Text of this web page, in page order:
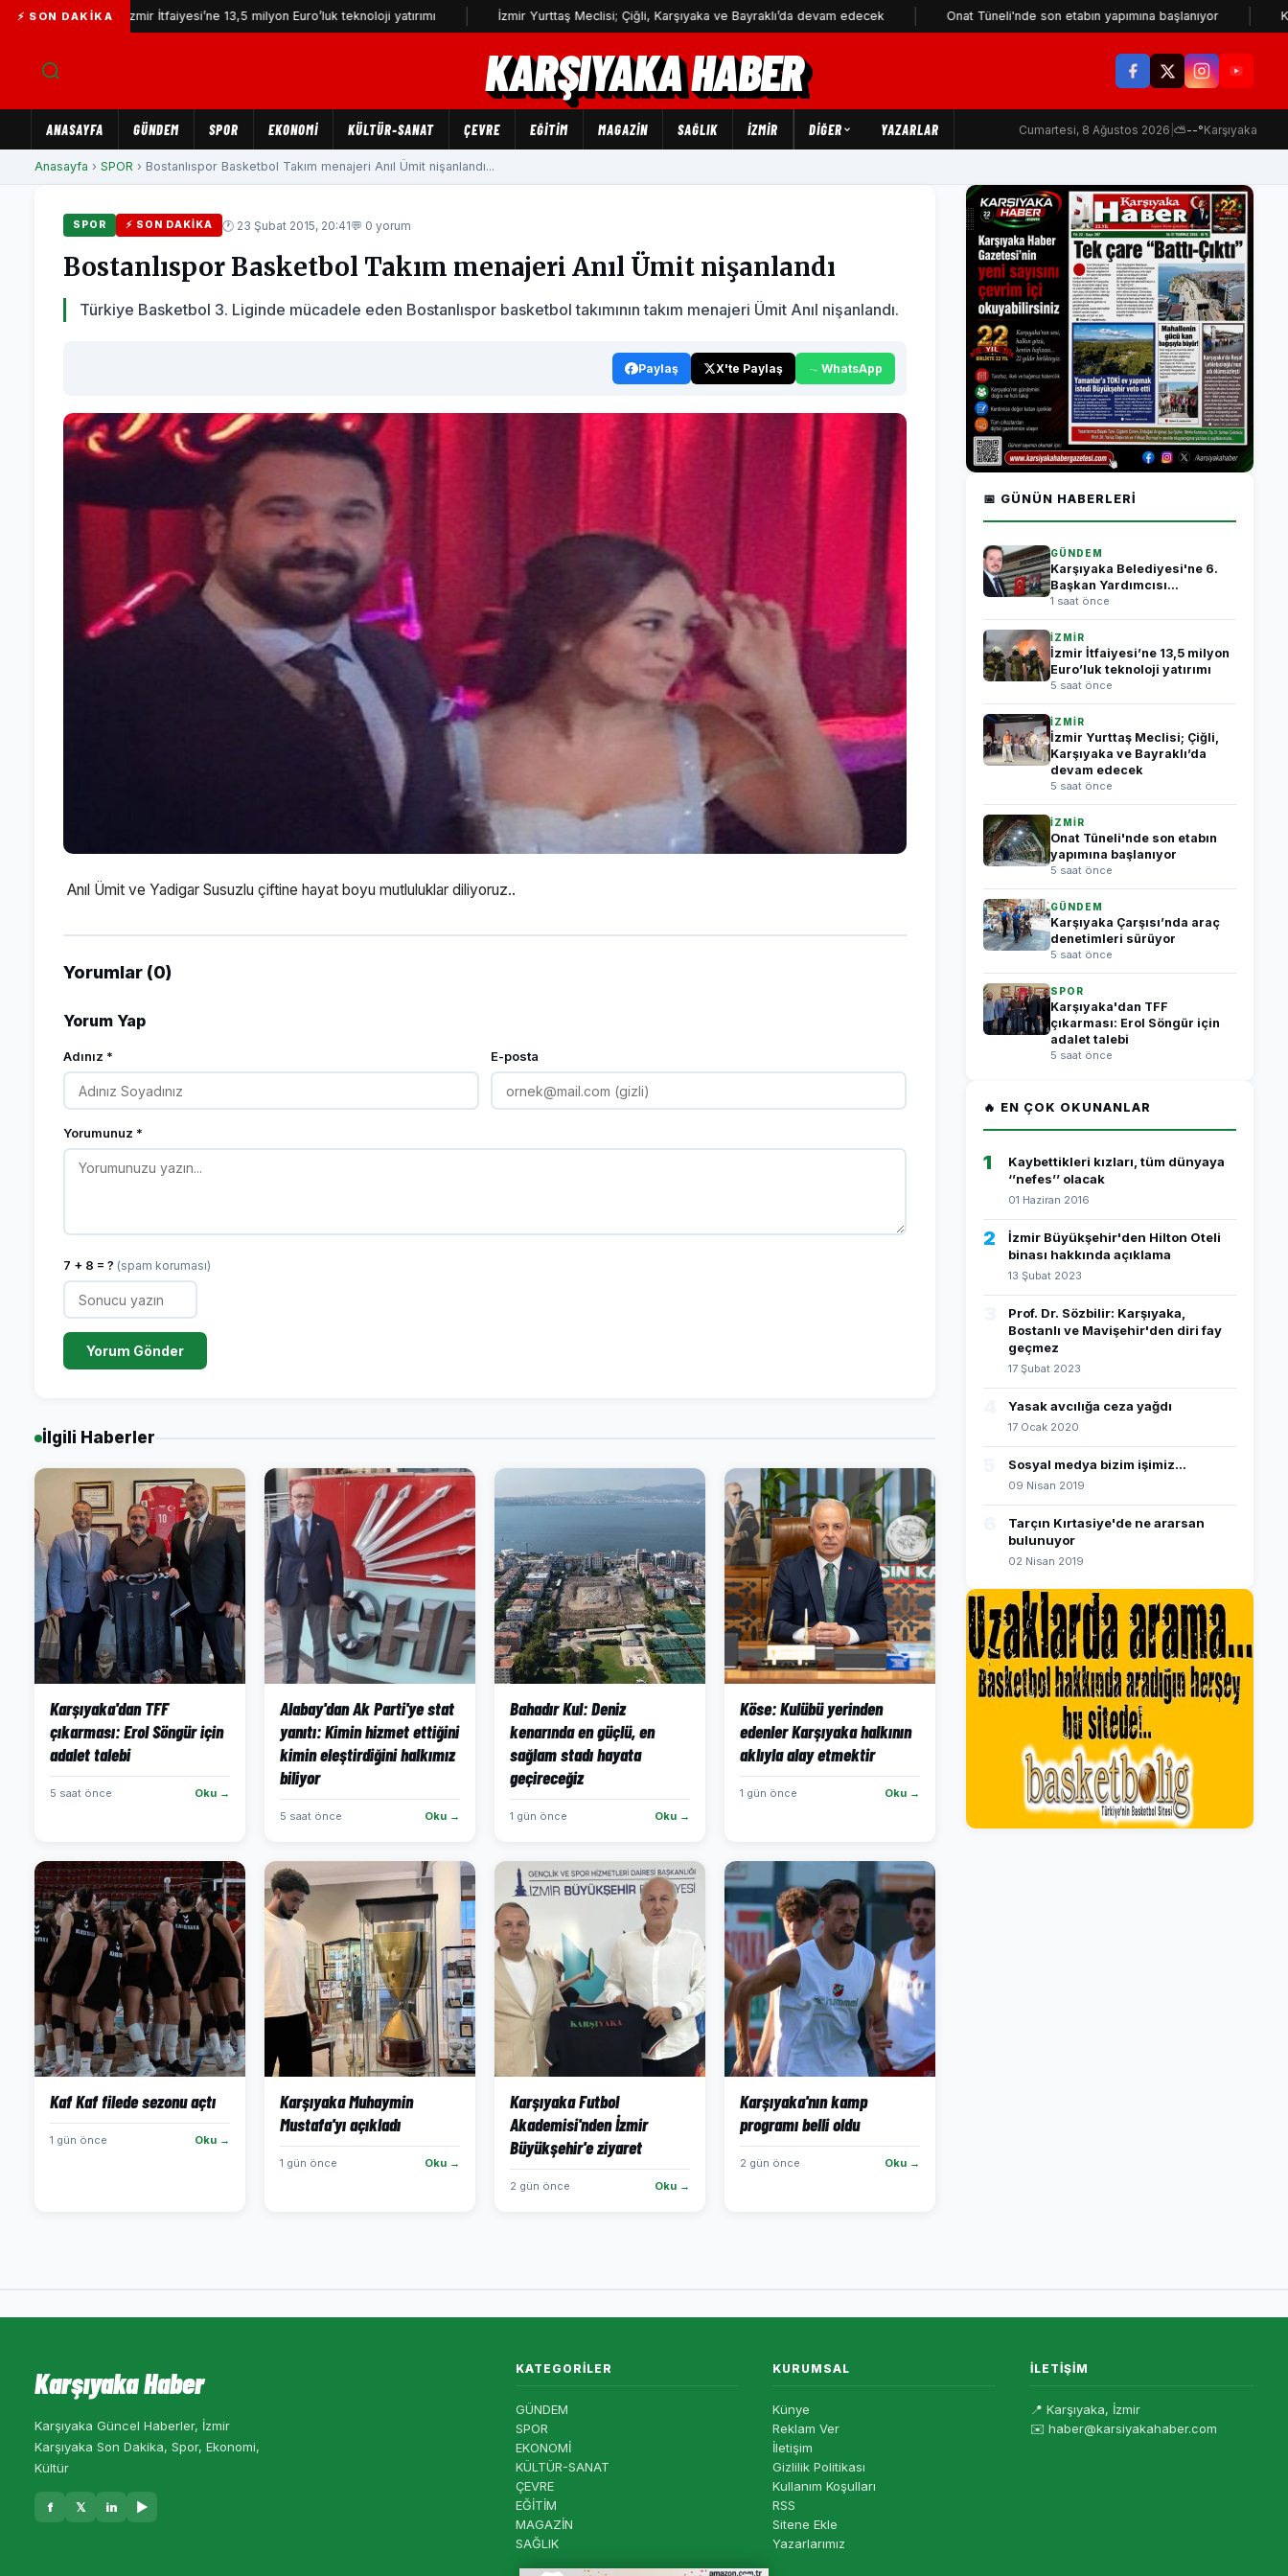
⚡ SON DAKIKA
İzmir İtfaiyesi’ne 13,5 milyon Euro’luk teknoloji yatırımı İzmir Yurttaş Meclisi; Çiğli, Karşıyaka ve Bayraklı’da devam edecek Onat Tüneli'nde son etabın yapımına başlanıyor Karşıyaka
KARŞIYAKA HABER
ANASAYFA GÜNDEM SPOR EKONOMİ KÜLTÜR-SANAT ÇEVRE EĞİTİM MAGAZİN SAĞLIK İZMİR DIĞER YAZARLAR Cumartesi, 8 Ağustos 2026 ⛅--°Karşıyaka
Anasayfa › SPOR › Bostanlıspor Basketbol Takım menajeri Anıl Ümit nişanlandı...
SPOR ⚡ SON DAKIKA 🕐 23 Şubat 2015, 20:41💬 0 yorum
Bostanlıspor Basketbol Takım menajeri Anıl Ümit nişanlandı
Türkiye Basketbol 3. Liginde mücadele eden Bostanlıspor basketbol takımının takım menajeri Ümit Anıl nişanlandı.
Paylaş X'te Paylaş WhatsApp
Anıl Ümit ve Yadigar Susuzlu çiftine hayat boyu mutluluklar diliyoruz..
Yorumlar (0)
Yorum Yap
Adınız * E-posta
Yorumunuz *
7 + 8 = ? (spam koruması)
Yorum Gönder
İlgili Haberler
Karşıyaka'dan TFF
çıkarması: Erol Söngür için
adalet talebi
5 saat önce Oku →
Alabay'dan Ak Parti'ye stat
yanıtı: Kimin hizmet ettiğini
kimin eleştirdiğini halkımız
biliyor
5 saat önce Oku →
Bahadır Kul: Deniz
kenarında en güçlü, en
sağlam stadı hayata
geçireceğiz
1 gün önce Oku →
Köse: Kulübü yerinden
edenler Karşıyaka halkının
aklıyla alay etmektir
1 gün önce Oku →
Kaf Kaf filede sezonu açtı
1 gün önce Oku →
Karşıyaka Muhaymin
Mustafa'yı açıkladı
1 gün önce Oku →
Karşıyaka Futbol
Akademisi'nden İzmir
Büyükşehir'e ziyaret
2 gün önce Oku →
Karşıyaka'nın kamp
programı belli oldu
2 gün önce Oku →
📅 GÜNÜN HABERLERI
GÜNDEM
Karşıyaka Belediyesi'ne 6.
Başkan Yardımcısı...
1 saat önce
İZMİR
İzmir İtfaiyesi’ne 13,5 milyon
Euro’luk teknoloji yatırımı
5 saat önce
İZMİR
İzmir Yurttaş Meclisi; Çiğli,
Karşıyaka ve Bayraklı’da
devam edecek
5 saat önce
İZMİR
Onat Tüneli'nde son etabın
yapımına başlanıyor
5 saat önce
GÜNDEM
Karşıyaka Çarşısı’nda araç
denetimleri sürüyor
5 saat önce
SPOR
Karşıyaka'dan TFF
çıkarması: Erol Söngür için
adalet talebi
5 saat önce
🔥 EN ÇOK OKUNANLAR
1
Kaybettikleri kızları, tüm dünyaya
‘’nefes’’ olacak
01 Haziran 2016
2
İzmir Büyükşehir'den Hilton Oteli
binası hakkında açıklama
13 Şubat 2023
Prof. Dr. Sözbilir: Karşıyaka,
Bostanlı ve Mavişehir'den diri fay
geçmez
17 Şubat 2023
Yasak avcılığa ceza yağdı
17 Ocak 2020
Sosyal medya bizim işimiz...
09 Nisan 2019
Tarçın Kırtasiye'de ne ararsan
bulunuyor
02 Nisan 2019
Karşıyaka Haber
Karşıyaka Güncel Haberler, İzmir
Karşıyaka Son Dakika, Spor, Ekonomi,
Kültür
f 𝕏 in ▶
KATEGORILER
GÜNDEM
SPOR
EKONOMİ
KÜLTÜR-SANAT
ÇEVRE
EĞİTİM
MAGAZİN
SAĞLIK
KURUMSAL
Künye
Reklam Ver
İletişim
Gizlilik Politikası
Kullanım Koşulları
RSS
Sitene Ekle
Yazarlarımız
İLETIŞIM
📍 Karşıyaka, İzmir
✉️ haber@karsiyakahaber.com